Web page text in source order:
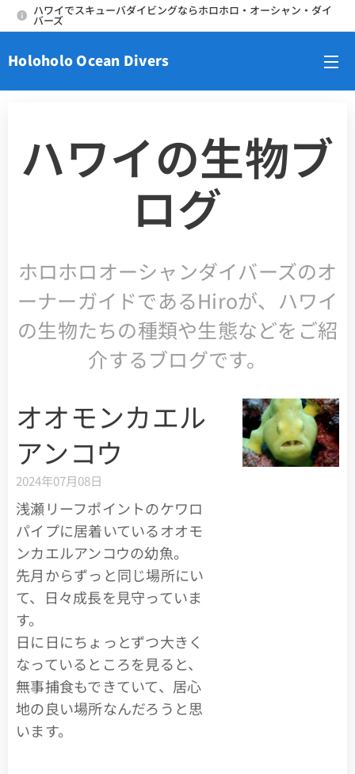
ハワイでスキューバダイビングならホロホロ・オーシャン・ダイ
バーズ
Holoholo Ocean Divers
ハワイの生物ブ
ログ
ホロホロオーシャンダイバーズのオ
ーナーガイドであるHiroが、ハワイ
の生物たちの種類や生態などをご紹
介するブログです。
オオモンカエル
アンコウ
2024年07月08日
浅瀬リーフポイントのケワロ
パイプに居着いているオオモ
ンカエルアンコウの幼魚。
先月からずっと同じ場所にい
て、日々成長を見守っていま
す。
日に日にちょっとずつ大きく
なっているところを見ると、
無事捕食もできていて、居心
地の良い場所なんだろうと思
います。